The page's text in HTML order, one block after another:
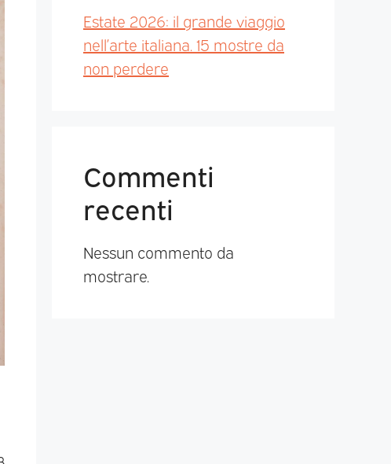
Estate 2026: il grande viaggio
nell’arte italiana. 15 mostre da
non perdere
Commenti
recenti
Nessun commento da
mostrare.